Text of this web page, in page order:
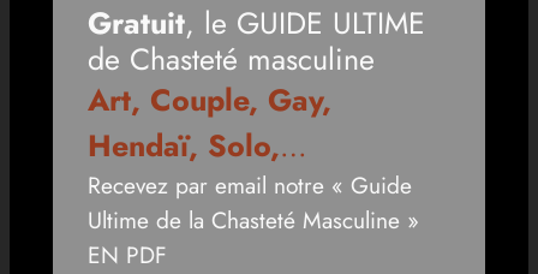
Gratuit, le GUIDE ULTIME
de Chasteté masculine
Art, Couple, Gay,
Hendaï, Solo,…
Recevez par email notre « Guide
Ultime de la Chasteté Masculine »
EN PDF